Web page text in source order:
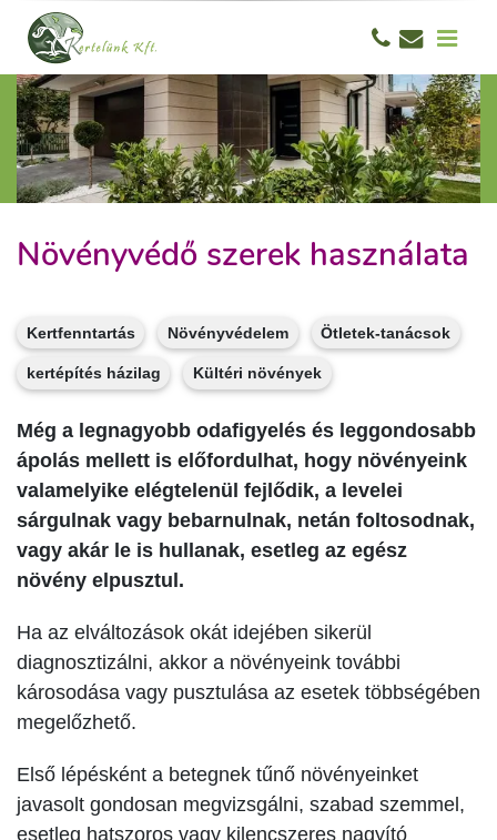
Növényvédő szerek használata
Kertfenntartás Növényvédelem Ötletek-tanácsok
kertépítés házilag Kültéri növények
Még a legnagyobb odafigyelés és leggondosabb
ápolás mellett is előfordulhat, hogy növényeink
valamelyike elégtelenül fej­lődik, a levelei
sárgulnak vagy bebarnulnak, netán foltosodnak,
vagy akár le is hullanak, esetleg az egész
növény elpusztul.
Ha az elváltozások okát idejében sikerül
diagnosztizálni, akkor a növényeink további
károsodása vagy pusztulása az esetek többségében
megelőzhető.
Első lépésként a betegnek tűnő növényein­ket
javasolt gondosan megvizsgálni, szabad szemmel,
esetleg hatszoros vagy kilencszeres nagyító